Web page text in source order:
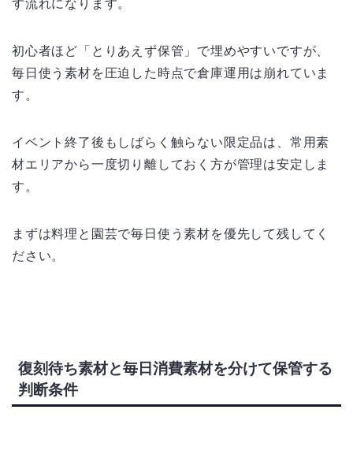
す流れになります。
初心者ほど「とりあえず保管」で埋めやすいですが、
毎日使う素材を圧迫した時点で倉庫運用は崩れていま
す。
イベント終了後もしばらく触らない限定品は、常用素
材エリアから一度切り離しておく方が管理は安定しま
す。
まずは料理と園芸で毎日使う素材を優先して残してく
ださい。
復刻待ち素材と毎日消費素材を分けて保管する
判断条件